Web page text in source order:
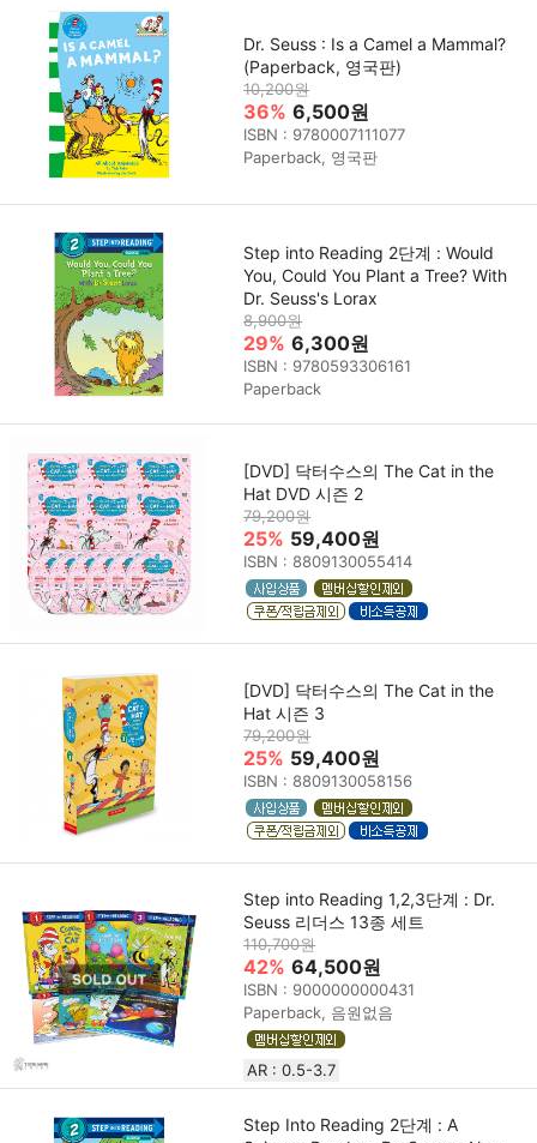
Dr. Seuss : Is a Camel a Mammal?
(Paperback, 영국판)
10,200원
36% 6,500원
ISBN : 9780007111077
Paperback, 영국판
Step into Reading 2단계 : Would
You, Could You Plant a Tree? With
Dr. Seuss's Lorax
8,900원
29% 6,300원
ISBN : 9780593306161
Paperback
[DVD] 닥터수스의 The Cat in the
Hat DVD 시즌 2
79,200원
25% 59,400원
ISBN : 8809130055414
[DVD] 닥터수스의 The Cat in the
Hat 시즌 3
79,200원
25% 59,400원
ISBN : 8809130058156
Step into Reading 1,2,3단계 : Dr.
Seuss 리더스 13종 세트
110,700원
42% 64,500원
ISBN : 9000000000431
Paperback, 음원없음
AR : 0.5-3.7
Step Into Reading 2단계 : A